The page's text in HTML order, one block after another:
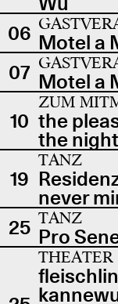
06 Motel a
07 Motel a
10
ZUM
the
the night
19
TANZ
never
25 TANZ
Pro
THEATER